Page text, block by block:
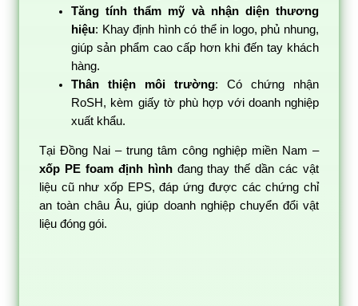
Tăng tính thẩm mỹ và nhận diện thương
hiệu: Khay định hình có thể in logo, phủ nhung,
giúp sản phẩm cao cấp hơn khi đến tay khách
hàng.
Thân thiện môi trường: Có chứng nhận
RoSH, kèm giấy tờ phù hợp với doanh nghiệp
xuất khẩu.
Tại Đồng Nai – trung tâm công nghiệp miền Nam –
xốp PE foam định hìnhđang thay thế dần các vật
liệu cũ như xốp EPS, đáp ứng được các chứng chỉ
an toàn châu Âu, giúp doanh nghiệp chuyển đổi vật
liệu đóng gói.